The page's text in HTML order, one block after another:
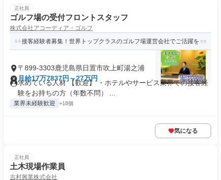
正社員
ゴルフ場の受付フロントスタッフ
株式会社アコーディア・ゴルフ
接客経験者募集！世界トップクラスのゴルフ場運営会社でご活躍を
〒899-3303鹿児島県日置市吹上町湯之浦
月給17万7837円～27万円
求めている人材 【歓迎】 ・ホテルやサービス業界での接客経
験をお持ちの方（年数不問） ...
業界未経験歓迎 +18個
気になる
正社員
土木現場作業員
吉村興業株式会社